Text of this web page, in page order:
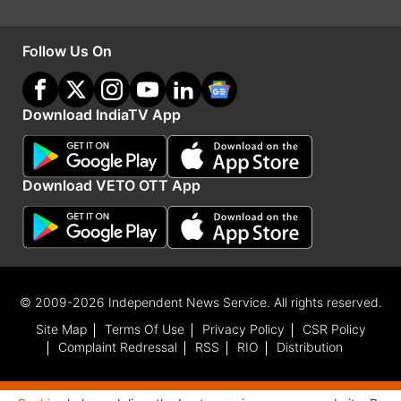
बांग्लादेश की टीम को अगस्त 2026 में ऑस्ट्रेलिया का दौरा
18 सालों में वह पहली बार टेस्ट क्रिकेट खेलने जाएगी।
इसको लेकर रहीम ने कहा कि ये सही है कि सभी ऑस्ट्रेलिया
Follow Us On
Download IndiaTV App
Download VETO OTT App
© 2009-2026 Independent News Service. All rights reserved.
Site Map
Terms Of Use Privacy Policy
CSR Policy
Complaint Redressal
RSS RIO Distribution